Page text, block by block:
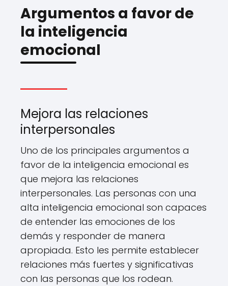
Argumentos a favor de
la inteligencia
emocional
Mejora las relaciones
interpersonales
Uno de los principales argumentos a
favor de la inteligencia emocional es
que mejora las relaciones
interpersonales. Las personas con una
alta inteligencia emocional son capaces
de entender las emociones de los
demás y responder de manera
apropiada. Esto les permite establecer
relaciones más fuertes y significativas
con las personas que los rodean.